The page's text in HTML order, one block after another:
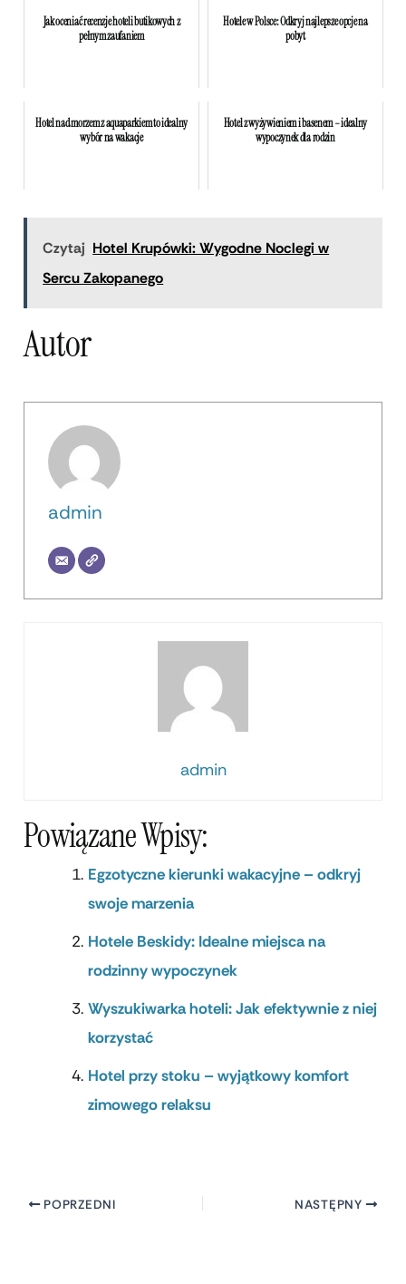
Jak oceniać recenzje hoteli butikowych z
pełnym zaufaniem
Hotele w Polsce: Odkryj najlepsze opcje na
pobyt
Hotel nad morzem z aquaparkiem to idealny
wybór na wakacje
Hotel z wyżywieniem i basenem – idealny
wypoczynek dla rodzin
Czytaj Hotel Krupówki: Wygodne Noclegi w
Sercu Zakopanego
Autor
admin
admin
Powiązane Wpisy:
Egzotyczne kierunki wakacyjne – odkryj
swoje marzenia
Hotele Beskidy: Idealne miejsca na
rodzinny wypoczynek
Wyszukiwarka hoteli: Jak efektywnie z niej
korzystać
Hotel przy stoku – wyjątkowy komfort
zimowego relaksu
POPRZEDNI NASTĘPNY